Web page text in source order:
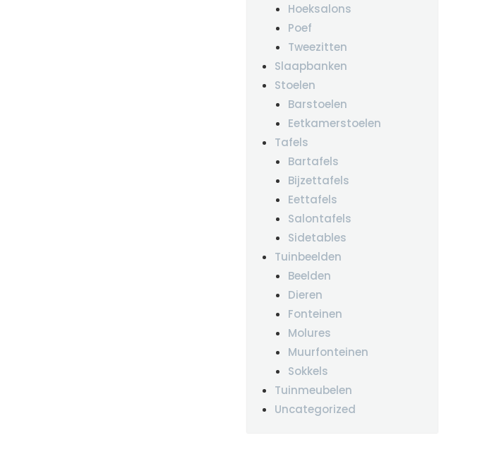
Hoeksalons
Poef
Tweezitten
Slaapbanken
Stoelen
Barstoelen
Eetkamerstoelen
Tafels
Bartafels
Bijzettafels
Eettafels
Salontafels
Sidetables
Tuinbeelden
Beelden
Dieren
Fonteinen
Molures
Muurfonteinen
Sokkels
Tuinmeubelen
Uncategorized